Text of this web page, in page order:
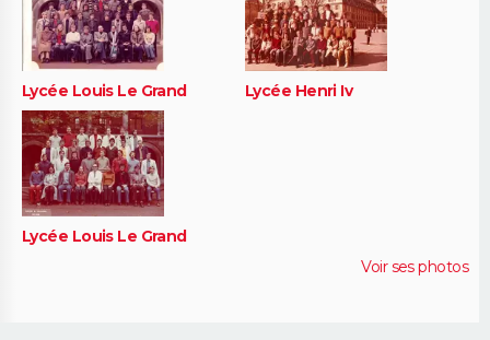
Lycée Louis Le Grand Lycée Henri Iv
Lycée Louis Le Grand
Voir ses photos